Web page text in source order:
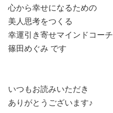
心から幸せになるための
美人思考をつくる
幸運引き寄せマインドコーチ
篠田めぐみ です
いつもお読みいただき
ありがとうございます♪